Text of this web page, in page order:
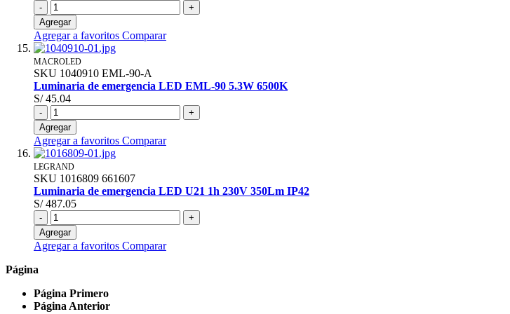
-
+
Agregar
Agregar a favoritos Comparar
MACROLED
SKU 1040910 EML-90-A
Luminaria de emergencia LED EML-90 5.3W 6500K
S/ 45.04
-
+
Agregar
Agregar a favoritos Comparar
LEGRAND
SKU 1016809 661607
Luminaria de emergencia LED U21 1h 230V 350Lm IP42
S/ 487.05
-
+
Agregar
Agregar a favoritos Comparar
Página
Página Primero
Página Anterior